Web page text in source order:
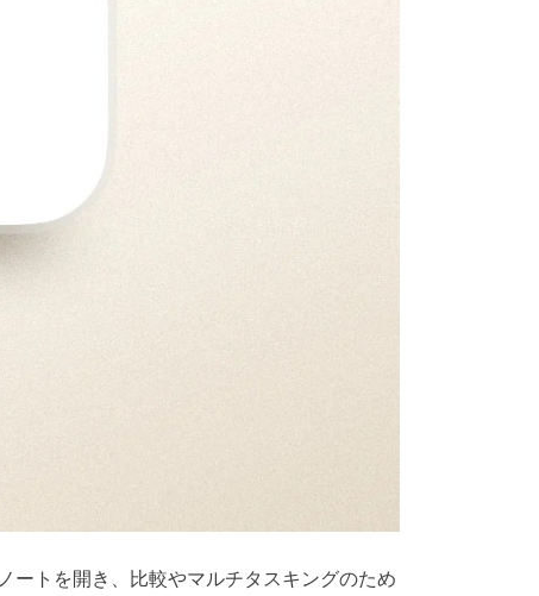
ートを開き、比較やマルチタスキングのため